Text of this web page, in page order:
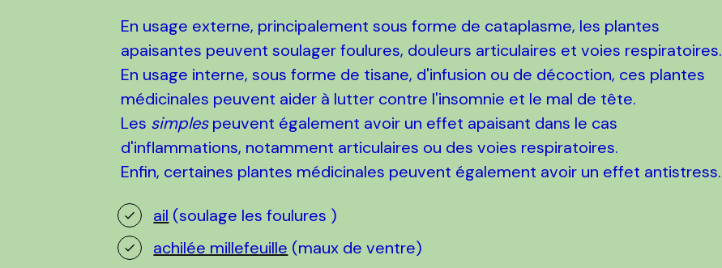
En usage externe, principalement sous forme de cataplasme, les plantes
apaisantes peuvent soulager foulures, douleurs articulaires et voies respiratoires.
En usage interne, sous forme de tisane, d'infusion ou de décoction, ces plantes
médicinales peuvent aider à lutter contre l'insomnie et le mal de tête.
Les simplespeuvent également avoir un effet apaisant dans le cas
d'inflammations, notamment articulaires ou des voies respiratoires.
Enfin, certaines plantes médicinales peuvent également avoir un effet antistress.
ail (soulage les foulures )
achilée millefeuille (maux de ventre)